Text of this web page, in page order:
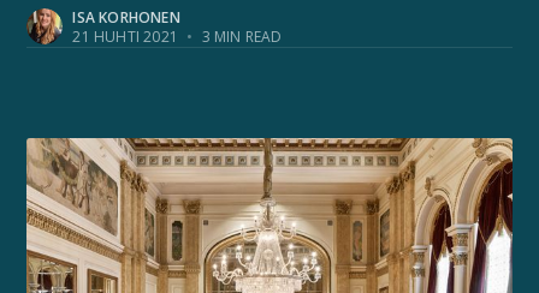
ISA KORHONEN
21 HUHTI 2021
• 3 MIN READ